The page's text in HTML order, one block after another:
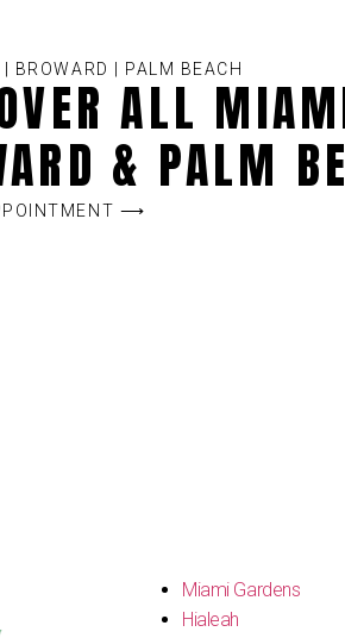
BROWARD | PALM BEACH
ALL
& PALM
⟶
Miami Gardens
Hialeah